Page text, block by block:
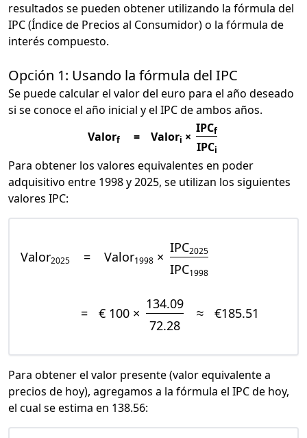
resultados se pueden obtener utilizando la fórmula del
IPC (Índice de Precios al Consumidor) o la fórmula de
interés compuesto.
Opción 1: Usando la fórmula del IPC
Se puede calcular el valor del euro para el año deseado
si se conoce el año inicial y el IPC de ambos años.
Valorf = Valori ×
IPCf
IPCi
Para obtener los valores equivalentes en poder
adquisitivo entre 1998 y 2025, se utilizan los siguientes
valores IPC:
Valor2025 = Valor1998 ×
IPC2025
IPC1998
= € 100 ×
134.09
72.28
≈ €185.51
Para obtener el valor presente (valor equivalente a
precios de hoy), agregamos a la fórmula el IPC de hoy,
el cual se estima en 138.56: